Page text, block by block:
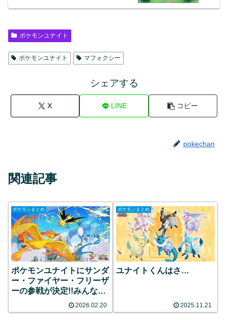
ポケモンユナイト
ポケモンユナイト マフォクシー
シェアする
X LINE コピー
pokechan
関連記事
ポケモンまとめ
ポケモンユナイトにサンダ
ー・ファイヤー・フリーザ
ーの参戦が決定!!みんなの
2026.02.20
ポケモンまとめ
ユナイトくんはさ…
2025.11.21